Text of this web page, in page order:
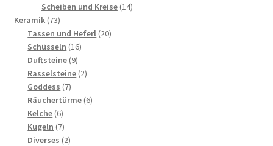
Produkte
Scheiben und Kreise 1414
Keramik 7373
Produkte
Tassen und Heferl 2020
Schüsseln 1616
Duftsteine 99
Produkte
Rasselsteine 22
Goddess 77
Produkte
Räuchertürme 66
Kelche 66
Produkte
Kugeln 77
Produkte
Diverses 22